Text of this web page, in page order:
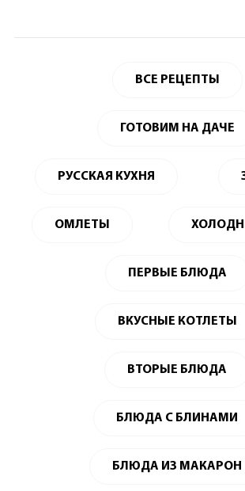
ВСЕ РЕЦЕПТЫ
ГОТОВИМ НА ДАЧЕ
РУССКАЯ КУХНЯ
ОМЛЕТЫ
ПЕРВЫЕ БЛЮДА
ВКУСНЫЕ КОТЛЕТЫ
ВТОРЫЕ БЛЮДА
БЛЮДА С БЛИНАМИ
БЛЮДА ИЗ МАКАРОН